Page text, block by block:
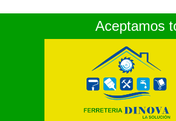
Aceptamos